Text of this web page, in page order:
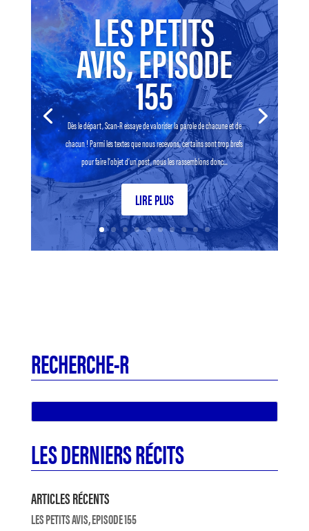
LES PETITS
AVIS, EPISODE
155
Dès le départ, Scan-R essaye de valoriser la parole de chacune et de
chacun ! Parmi les textes que nous recevons, certains sont trop brefs
pour faire l’objet d’un post, nous les rassemblons donc...
LIRE PLUS
RECHERCHE-R
LES DERNIERS RÉCITS
ARTICLES RÉCENTS
LES PETITS AVIS, EPISODE 155